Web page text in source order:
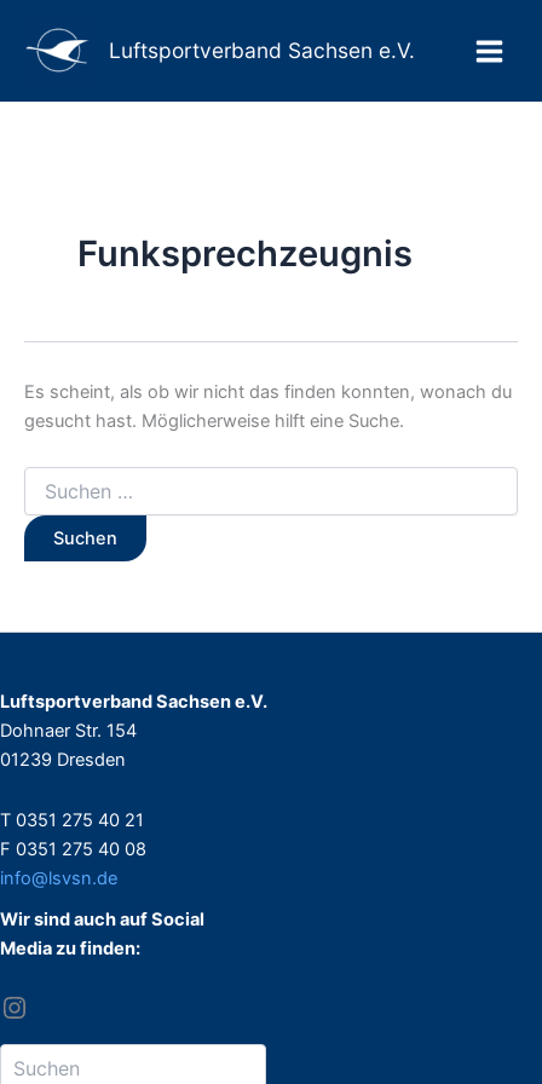
Inhalt
springen
Luftsportverband Sachsen e.V.
Funksprechzeugnis
Es scheint, als ob wir nicht das finden konnten, wonach du
gesucht hast. Möglicherweise hilft eine Suche.
nach:
Luftsportverband Sachsen e.V.
Dohnaer Str. 154
01239 Dresden
T 0351 275 40 21
F 0351 275 40 08
info@lsvsn.de
Wir sind auch auf Social
Media zu finden: